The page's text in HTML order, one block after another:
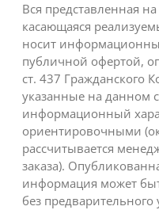
Вся представленная
касающаяся
носит
публичной офертой,
ст. 437 Гражданского
указанные на данном
информационный
ориентировочными
рассчитывается
заказа).
информация может
без